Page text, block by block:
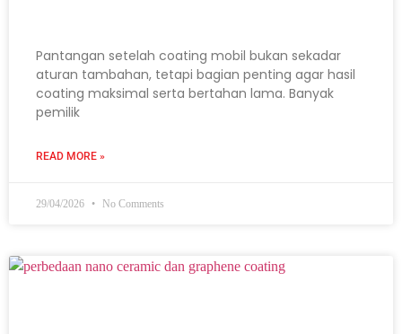
Pantangan setelah coating mobil bukan sekadar
aturan tambahan, tetapi bagian penting agar hasil
coating maksimal serta bertahan lama. Banyak
pemilik
READ MORE »
29/04/2026 No Comments